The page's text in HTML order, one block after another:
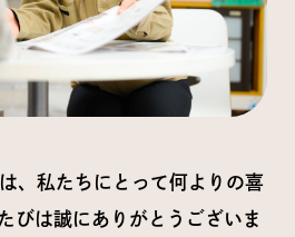
、私たちにとって何よりの喜
びは誠にありがとうございま